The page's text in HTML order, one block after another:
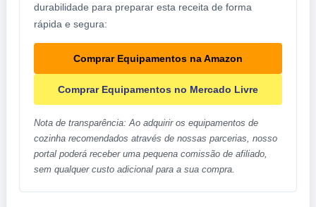
durabilidade para preparar esta receita de forma
rápida e segura:
Comprar Equipamentos na Amazon
Comprar Equipamentos no Mercado Livre
Nota de transparência: Ao adquirir os equipamentos de
cozinha recomendados através de nossas parcerias, nosso
portal poderá receber uma pequena comissão de afiliado,
sem qualquer custo adicional para a sua compra.